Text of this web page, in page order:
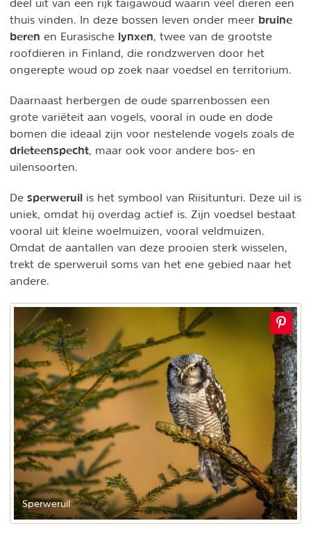
deel uit van een rijk taigawoud waarin veel dieren een
thuis vinden. In deze bossen leven onder meer bruine
beren en Eurasische lynxen , twee van de grootste
roofdieren in Finland, die rondzwerven door het
ongerepte woud op zoek naar voedsel en territorium.
Daarnaast herbergen de oude sparrenbossen een
grote variëteit aan vogels, vooral in oude en dode
bomen die ideaal zijn voor nestelende vogels zoals de
drieteenspecht , maar ook voor andere bos- en
uilensoorten.
De sperweruil is het symbool van Riisitunturi. Deze uil is
uniek, omdat hij overdag actief is. Zijn voedsel bestaat
vooral uit kleine woelmuizen, vooral veldmuizen.
Omdat de aantallen van deze prooien sterk wisselen,
trekt de sperweruil soms van het ene gebied naar het
andere.
Sperweruil